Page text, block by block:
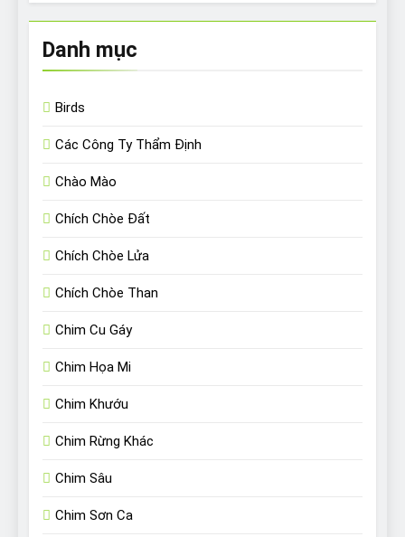
Danh mục
Birds
Các Công Ty Thẩm Định
Chào Mào
Chích Chòe Đất
Chích Chòe Lửa
Chích Chòe Than
Chim Cu Gáy
Chim Họa Mi
Chim Khướu
Chim Rừng Khác
Chim Sâu
Chim Sơn Ca